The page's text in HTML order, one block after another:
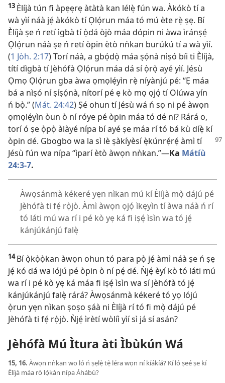
13 Èlíjà tún fi àpẹẹrẹ àtàtà kan lélẹ̀ fún wa. Àkókò tí a
wà yìí náà jẹ́ àkókò tí Ọlọ́run máa tó mú ète rẹ̀ ṣẹ. Bí
Èlíjà ṣe ń retí ìgbà tí ọ̀dá òjò máa dópin ni àwa ìránṣẹ́
Ọlọ́run náà ṣe ń retí òpin ètò nǹkan burúkú tí a wà yìí.
(1 Jòh. 2:17) Torí náà, a gbọ́dọ̀ máa ṣọ́nà nìṣó bíi ti Èlíjà,
títí dìgbà tí Jèhófà Ọlọ́run máa dá sí ọ̀rọ̀ ayé yìí. Jésù
Ọmọ Ọlọ́run gba àwa ọmọlẹ́yìn rẹ̀ níyànjú pé: “Ẹ máa
bá a nìṣó ní ṣíṣọ́nà, nítorí pé ẹ kò mọ ọjọ́ tí Olúwa yín
ń bọ̀.” (Mát. 24:42) Ṣé ohun tí Jésù wá ń sọ ni pé àwọn
ọmọlẹ́yìn òun ò ní róye pé òpin máa tó dé ni? Rárá o,
torí ó ṣe ọ̀pọ̀ àlàyé nípa bí ayé ṣe máa rí tó bá kù díẹ̀ kí
òpin dé. Gbogbo wa la sì lè ṣàkíyèsí ẹ̀kúnrẹ́rẹ́ àmì tí
Jésù fún wa nípa “ìparí ètò àwọn nǹkan.”—Ka Mátíù
24:3-7.
Àwọsánmà kékeré yẹn nìkan mú kí Èlíjà mọ̀ dájú pé
Jèhófà ti fẹ́ rọ̀jò. Àmì àwọn ọjọ́ ìkẹyìn tí àwa náà ń rí
tó láti mú wa rí i pé kò yẹ ká fi iṣẹ́ ìsìn wa tó jẹ́
kánjúkánjú falẹ̀
14Bí ọ̀kọ̀ọ̀kan àwọn ohun tó para pọ̀ jẹ́ àmì náà ṣe ń ṣẹ
jẹ́ kó dá wa lójú pé òpin ò ní pẹ́ dé. Ǹjẹ́ èyí kò tó láti mú
wa rí i pé kò yẹ ká máa fi iṣẹ́ ìsìn wa sí Jèhófà tó jẹ́
kánjúkánjú falẹ̀ rárá? Àwọsánmà kékeré tó yọ lójú
ọ̀run yẹn nìkan ṣoṣo ṣáà ni Èlíjà rí tó fi mọ̀ dájú pé
Jèhófà ti fẹ́ rọ̀jò. Ǹjẹ́ ìrètí wòlíì yìí sì já sí asán?
Jèhófà Mú Ìtura àti Ìbùkún Wá
15, 16. Àwọn nǹkan wo ló ń ṣẹlẹ̀ tẹ̀ léra wọn ní kíákíá? Kí ló ṣeé ṣe kí
Èlíjà máa rò lọ́kàn nípa Áhábù?